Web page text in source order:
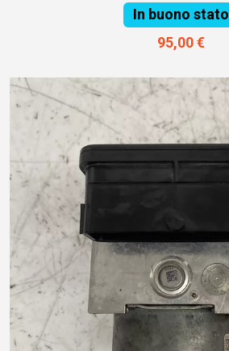
In buono stato
95,00 €